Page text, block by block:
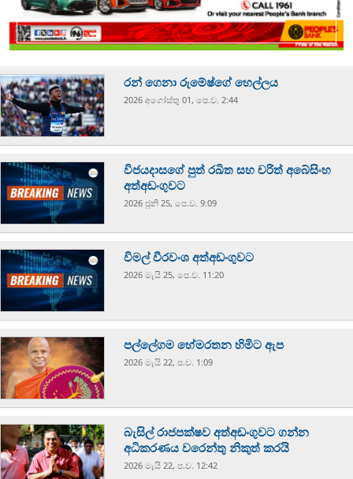
රන් ගෙනා රුමේෂ්ගේ හෙල්ලය
2026 අගෝස්‍තු 01, පෙ.ව. 2:44
විජයදාසගේ පුත් රඛිත සහ චරිත් අබේසිංහ
අත්අඩංගුවට
2026 ජූනි 25, පෙ.ව. 9:09
විමල් වීරවංශ අත්අඩංගුවට
2026 මැයි 25, පෙ.ව. 11:20
පල්ලේගම හේමරතන හිමිට ඇප
2026 මැයි 22, ප.ව. 1:09
බැසිල් රාජපක්ෂව අත්අඩංගුවට ගන්න
අධිකරණය වරෙන්තු නිකුත් කරයි
2026 මැයි 22, ප.ව. 12:42